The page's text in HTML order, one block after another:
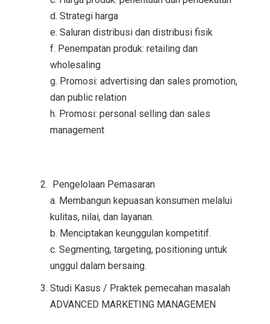
d. Strategi harga
e. Saluran distribusi dan distribusi fisik
f. Penempatan produk: retailing dan
wholesaling
g. Promosi: advertising dan sales promotion,
dan public relation
h. Promosi: personal selling dan sales
management
Pengelolaan Pemasaran
a. Membangun kepuasan konsumen melalui
kulitas, nilai, dan layanan.
b. Menciptakan keunggulan kompetitif.
c. Segmenting, targeting, positioning untuk
unggul dalam bersaing.
Studi Kasus / Praktek pemecahan masalah
ADVANCED MARKETING MANAGEMEN